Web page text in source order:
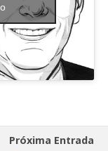
Próxima Entrada